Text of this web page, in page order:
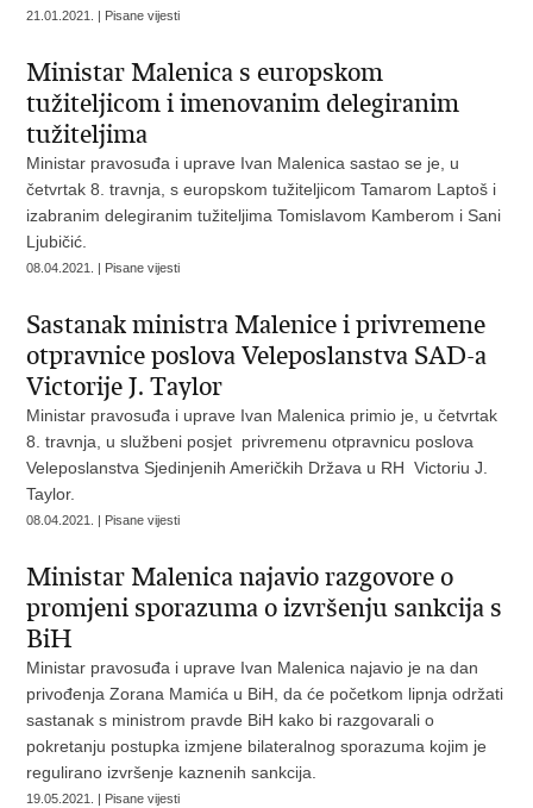
21.01.2021. | Pisane vijesti
Ministar Malenica s europskom
tužiteljicom i imenovanim delegiranim
tužiteljima
Ministar pravosuđa i uprave Ivan Malenica sastao se je, u
četvrtak 8. travnja, s europskom tužiteljicom Tamarom Laptoš i
izabranim delegiranim tužiteljima Tomislavom Kamberom i Sani
Ljubičić.
08.04.2021. | Pisane vijesti
Sastanak ministra Malenice i privremene
otpravnice poslova Veleposlanstva SAD-a
Victorije J. Taylor
Ministar pravosuđa i uprave Ivan Malenica primio je, u četvrtak
8. travnja, u službeni posjet privremenu otpravnicu poslova
Veleposlanstva Sjedinjenih Američkih Država u RH Victoriu J.
Taylor.
08.04.2021. | Pisane vijesti
Ministar Malenica najavio razgovore o
promjeni sporazuma o izvršenju sankcija s
BiH
Ministar pravosuđa i uprave Ivan Malenica najavio je na dan
privođenja Zorana Mamića u BiH, da će početkom lipnja održati
sastanak s ministrom pravde BiH kako bi razgovarali o
pokretanju postupka izmjene bilateralnog sporazuma kojim je
regulirano izvršenje kaznenih sankcija.
19.05.2021. | Pisane vijesti